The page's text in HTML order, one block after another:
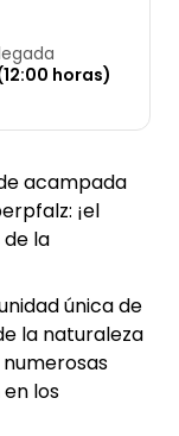
horas)
acampada
¡el
la
única de
la naturaleza
los